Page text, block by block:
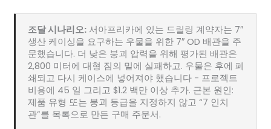
조달 시나리오:서아프리카에 있는 드릴링 계약자는 7″
생산 케이싱을 요구하는 우물을 위한 7″ OD 배관을 주
문했습니다. 더 낮은 붕괴 압력을 위해 평가된 배관은
2,800 미터에 대형 짐의 밑에 실패하고. 우물은 후에 폐
쇄되고 다시 케이스에 넣어져야 했습니다 - 프로젝트
비용에 45 일 그리고 $1.2 백만 이상 추가. 근본 원인:
제품 유형 또는 붕괴 등급을 지정하지 않고 “7 인치
관”를 목록으로 만든 구매 주문서.